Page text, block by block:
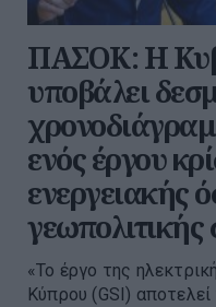
ΠΑΣΟΚ: Η
υποβάλει
ενός έργου
ενεργειακής
γεωπολιτικής
«Το έργο της
Κύπρου (GSI)